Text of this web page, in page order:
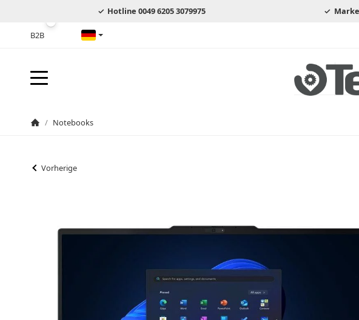
Hotline 0049 6205 3079975
B2B Deutsch
/ Notebooks
Vorherige